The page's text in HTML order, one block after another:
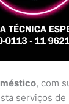
, com
serviços